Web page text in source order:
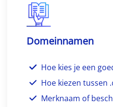
Domeinnamen
Hoe kies je een
Hoe kiezen tussen
Merknaam of